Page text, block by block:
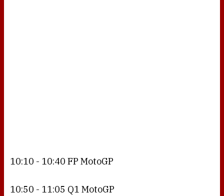
10:10 - 10:40 FP MotoGP
10:50 - 11:05 Q1 MotoGP